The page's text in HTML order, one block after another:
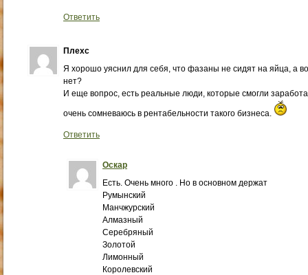
Ответить
Плехс
Я хорошо уяснил для себя, что фазаны не сидят на яйца, а
нет?
И еще вопрос, есть реальные люди, которые смогли
очень сомневаюсь в рентабельности такого бизнеса.
Ответить
Оскар
Есть. Очень много . Но в основном держат
Румынский
Манчжурский
Алмазный
Серебряный
Золотой
Лимонный
Королевский